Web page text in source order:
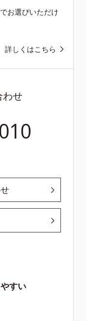
お選びいただけ
詳しくはこちら
わせ
すい